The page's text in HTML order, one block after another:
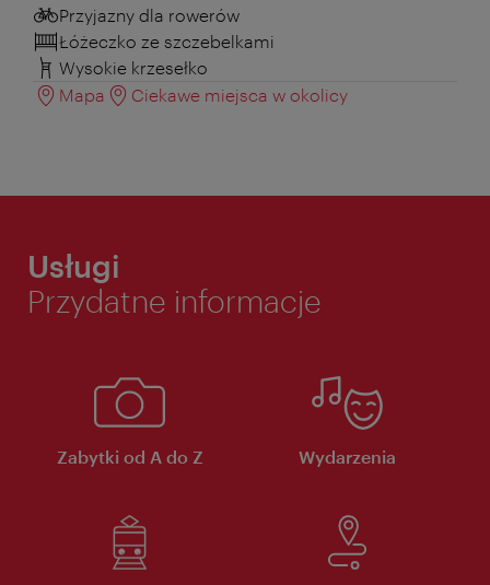
Przyjazny dla rowerów
Łóżeczko ze szczebelkami
Wysokie krzesełko
Mapa
Ciekawe miejsca w okolicy
Usługi
Przydatne informacje
Zabytki od A do Z Wydarzenia